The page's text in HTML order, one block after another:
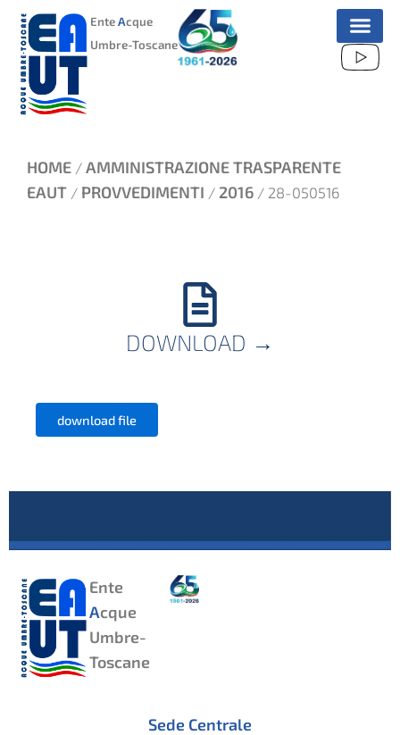
VAI
CONTENUTO
EnteAcque
Umbre-Toscane
HOME / AMMINISTRAZIONE TRASPARENTE
EAUT / PROVVEDIMENTI / 2016 / 28-050516
DOWNLOAD →
download file
Ente
Acque
Umbre-
Toscane
Sede Centrale